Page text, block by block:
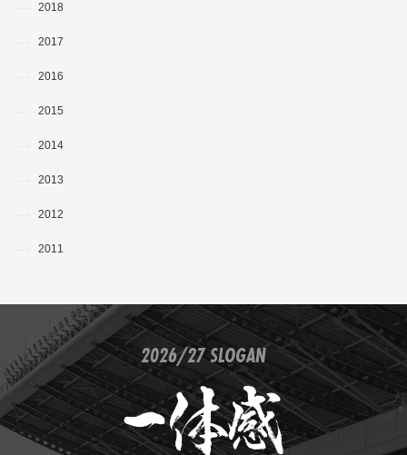
2018
2017
2016
2015
2014
2013
2012
2011
2026/27 SLOGAN